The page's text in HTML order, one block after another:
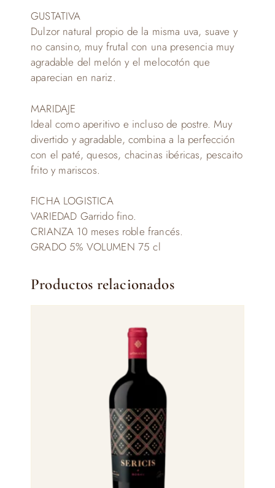
GUSTATIVA
Dulzor natural propio de la misma uva, suave y
no cansino, muy frutal con una presencia muy
agradable del melón y el melocotón que
aparecian en nariz.
MARIDAJE
Ideal como aperitivo e incluso de postre. Muy
divertido y agradable, combina a la perfección
con el paté, quesos, chacinas ibéricas, pescaito
frito y mariscos.
FICHA LOGISTICA
VARIEDAD Garrido fino.
CRIANZA 10 meses roble francés.
GRADO 5% VOLUMEN 75 cl
Productos relacionados